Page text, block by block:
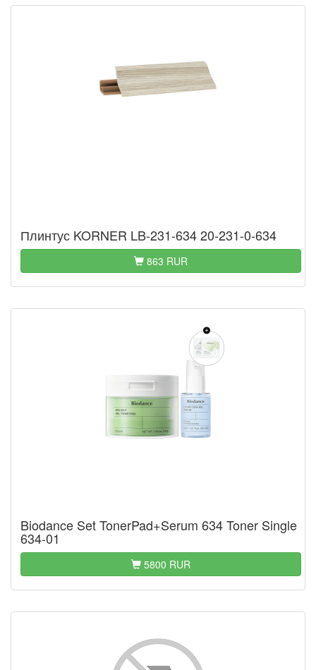
Плинтус KORNER LB-231-634 20-231-0-634
863 RUR
Biodance Set TonerPad+Serum 634 Toner Single
634-01
5800 RUR